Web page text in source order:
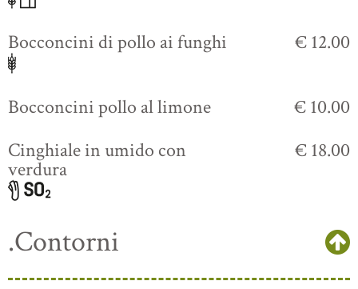
Bocconcini di pollo ai funghi € 12.00
Bocconcini pollo al limone
€ 10.00
Cinghiale in umido con
verdura
€ 18.00
.Contorni